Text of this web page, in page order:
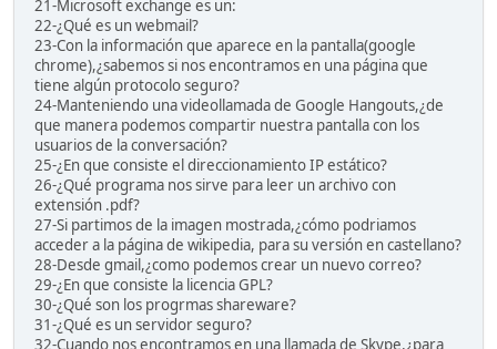
21-Microsoft exchange es un:
22-¿Qué es un webmail?
23-Con la información que aparece en la pantalla(google
chrome),¿sabemos si nos encontramos en una página que
tiene algún protocolo seguro?
24-Manteniendo una videollamada de Google Hangouts,¿de
que manera podemos compartir nuestra pantalla con los
usuarios de la conversación?
25-¿En que consiste el direccionamiento IP estático?
26-¿Qué programa nos sirve para leer un archivo con
extensión .pdf?
27-Si partimos de la imagen mostrada,¿cómo podriamos
acceder a la página de wikipedia, para su versión en castellano?
28-Desde gmail,¿como podemos crear un nuevo correo?
29-¿En que consiste la licencia GPL?
30-¿Qué son los progrmas shareware?
31-¿Qué es un servidor seguro?
32-Cuando nos encontramos en una llamada de Skype,¿para